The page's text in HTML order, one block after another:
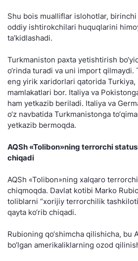
Shu bois mualliflar islohotlar,
oddiy ishtirokchilari huquqlarini
ta’kidlashadi.
Turkmaniston paxta yetishtirish
o‘rinda turadi va uni import qilmaydi.
eng yirik xaridorlari qatorida Turkiya,
mamlakatlari bor. Italiya va
ham yetkazib beriladi. Italiya va
o‘z navbatida Turkmanistonga
yetkazib bermoqda.
AQSh «Tolibon»ning terrorchi
chiqadi
AQSh «Tolibon»ning xalqaro
chiqmoqda. Davlat kotibi Marko
toliblarni “xorijiy terrorchilik
qayta ko‘rib chiqadi.
Rubioning qo‘shimcha qilishicha, bu
bo‘lgan amerikaliklarning ozod